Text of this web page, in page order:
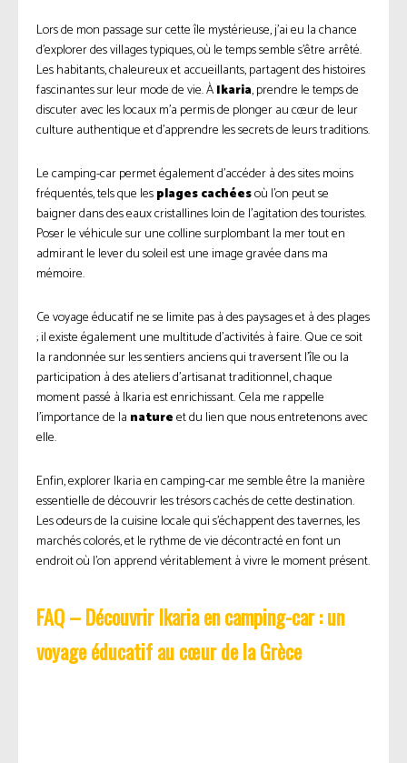
Lors de mon passage sur cette île mystérieuse, j’ai eu la chance
d’explorer des villages typiques, où le temps semble s’être arrêté.
Les habitants, chaleureux et accueillants, partagent des histoires
fascinantes sur leur mode de vie. ÀIkaria, prendre le temps de
discuter avec les locaux m’a permis de plonger au cœur de leur
culture authentique et d’apprendre les secrets de leurs traditions.
Le camping-car permet également d’accéder à des sites moins
fréquentés, tels que lesplages cachéesoù l’on peut se
baigner dans des eaux cristallines loin de l’agitation des touristes.
Poser le véhicule sur une colline surplombant la mer tout en
admirant le lever du soleil est une image gravée dans ma
mémoire.
Ce voyage éducatif ne se limite pas à des paysages et à des plages
; il existe également une multitude d’activités à faire. Que ce soit
la randonnée sur les sentiers anciens qui traversent l’île ou la
participation à des ateliers d’artisanat traditionnel, chaque
moment passé à Ikaria est enrichissant. Cela me rappelle
l’importance de la natureet du lien que nous entretenons avec
elle.
Enfin, explorer Ikaria en camping-car me semble être la manière
essentielle de découvrir les trésors cachés de cette destination.
Les odeurs de la cuisine locale qui s’échappent des tavernes, les
marchés colorés, et le rythme de vie décontracté en font un
endroit où l’on apprend véritablement à vivre le moment présent.
FAQ – Découvrir Ikaria en camping-car : un
voyage éducatif au cœur de la Grèce